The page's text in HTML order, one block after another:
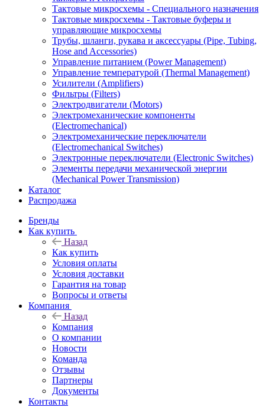
Тактовые микросхемы - Специального назначения
Тактовые микросхемы - Тактовые буферы и
управляющие микросхемы
Трубы, шланги, рукава и аксессуары (Pipe, Tubing,
Hose and Accessories)
Управление питанием (Power Management)
Управление температурой (Thermal Management)
Усилители (Amplifiers)
Фильтры (Filters)
Электродвигатели (Motors)
Электромеханические компоненты
(Electromechanical)
Электромеханические переключатели
(Electromechanical Switches)
Электронные переключатели (Electronic Switches)
Элементы передачи механической энергии
(Mechanical Power Transmission)
Каталог
Распродажа
Бренды
Как купить
Назад
Как купить
Условия оплаты
Условия доставки
Гарантия на товар
Вопросы и ответы
Компания
Назад
Компания
О компании
Новости
Команда
Отзывы
Партнеры
Документы
Контакты